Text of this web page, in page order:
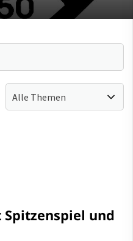
Spitzenspiel und